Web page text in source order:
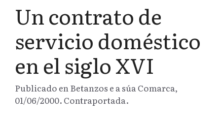
Un contrato de
servicio doméstico
en el siglo XVI
Publicado en Betanzos e a súa Comarca,
01/06/2000. Contraportada.